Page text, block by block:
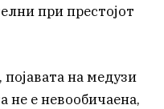
при престојот
на медузи
не е невообичаена,